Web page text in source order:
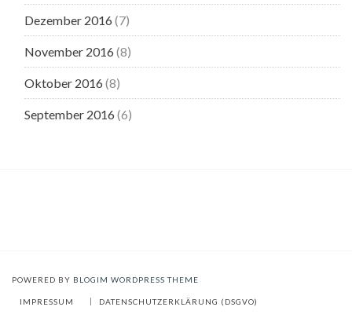
Dezember 2016 (7)
November 2016 (8)
Oktober 2016 (8)
September 2016 (6)
POWERED BY BLOGIM WORDPRESS THEME
IMPRESSUM DATENSCHUTZERKLÄRUNG (DSGVO)